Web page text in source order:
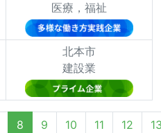
医療，福祉
北本市
建設業
8 9 10 11 12